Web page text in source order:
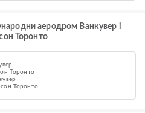
аеродром Ванкувер i
Торонто
Торонто
Торонто